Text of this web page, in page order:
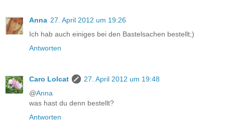
Anna 27. April 2012 um 19:26
Ich hab auch einiges bei den Bastelsachen bestellt;)
Antworten
Caro Lolcat
27. April 2012 um 19:48
@Anna
was hast du denn bestellt?
Antworten